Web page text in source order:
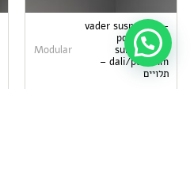
vader suspension-
power feed
surface-led
dali/pushdim –
תלויים
Modular
זקוק לעזרה?